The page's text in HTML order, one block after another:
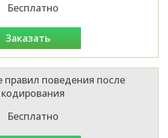
Бесплатно
заказать
правил поведения после
кодирования
Бесплатно